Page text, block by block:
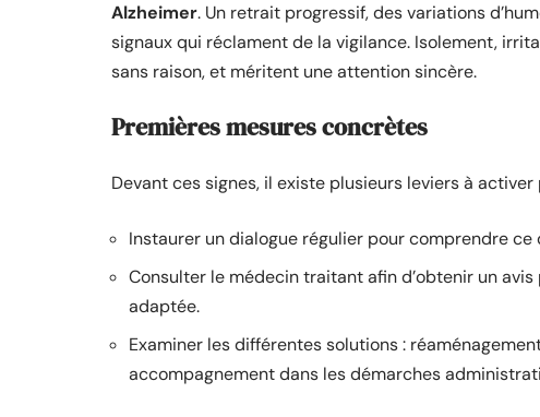
Alzheimer. Un retrait progressif, des variations
signaux qui réclament de la vigilance. Isolement,
sans raison, et méritent une attention sincère.
Premières mesures concrètes
Devant ces signes, il existe plusieurs leviers à
Instaurer un dialogue régulier pour comprendre
Consulter le médecin traitant afin d’obtenir un
adaptée.
Examiner les différentes solutions :
accompagnement dans les démarches